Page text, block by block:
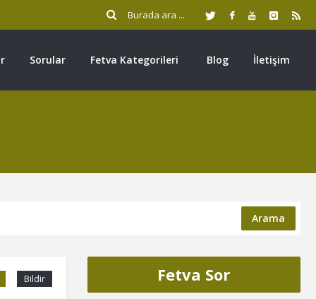
Sorular Fetva Kategorileri Blog İletişim
Arama
Bildir Fetva Sor